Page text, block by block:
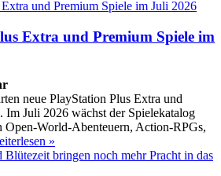
Extra und Premium Spiele im
neue PlayStation Plus Extra und
Im Juli 2026 wächst der Spielekatalog
Open-World-Abenteuern, Action-RPGs,
»